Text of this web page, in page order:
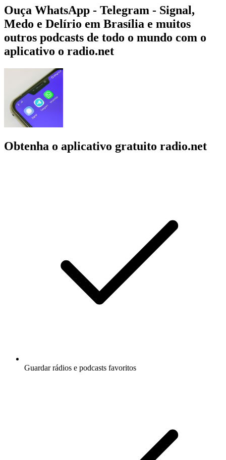
Ouça WhatsApp - Telegram - Signal,
Medo e Delírio em Brasília e muitos
outros podcasts de todo o mundo com o
aplicativo o radio.net
Obtenha o aplicativo gratuito radio.net
Guardar rádios e podcasts favoritos